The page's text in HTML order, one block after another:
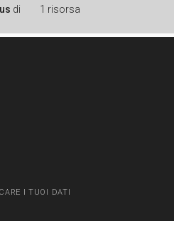
di 1 risorsa
I TUOI DATI